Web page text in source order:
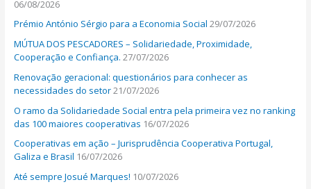
o
r
:
06/08/2026
Prémio António Sérgio para a Economia Social 29/07/2026
MÚTUA DOS PESCADORES – Solidariedade, Proximidade,
Cooperação e Confiança. 27/07/2026
Renovação geracional: questionários para conhecer as
necessidades do setor21/07/2026
O ramo da Solidariedade Social entra pela primeira vez no ranking
das 100 maiores cooperativas 16/07/2026
Cooperativas em ação – Jurisprudência Cooperativa Portugal,
Galiza e Brasil 16/07/2026
Até sempre Josué Marques! 10/07/2026